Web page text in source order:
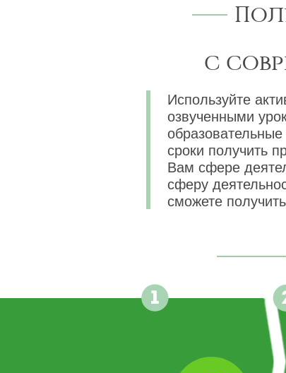
с
Используйте
озвученными
сроки получить
Вам сфере
сферу
сможете